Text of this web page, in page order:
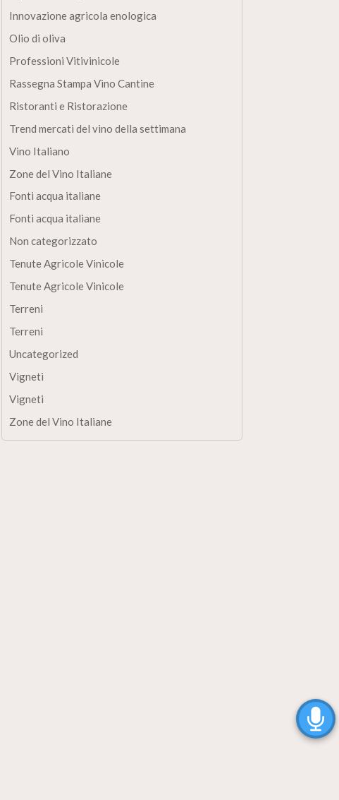
Innovazione agricola enologica
Olio di oliva
Professioni Vitivinicole
Rassegna Stampa Vino Cantine
Ristoranti e Ristorazione
Trend mercati del vino della settimana
Vino Italiano
Zone del Vino Italiane
Fonti acqua italiane
Fonti acqua italiane
Non categorizzato
Tenute Agricole Vinicole
Tenute Agricole Vinicole
Terreni
Terreni
Uncategorized
Vigneti
Vigneti
Zone del Vino Italiane